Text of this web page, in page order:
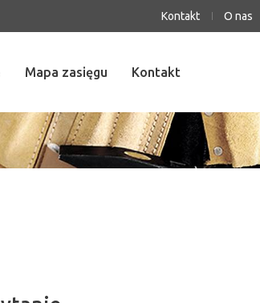
Kontakt O nas
Mapa zasięgu Kontakt